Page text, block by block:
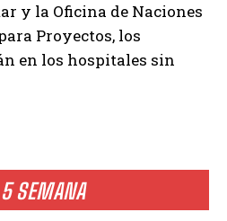
5 SEMANA
y la Oficina de Naciones
Proyectos, los
en los hospitales sin